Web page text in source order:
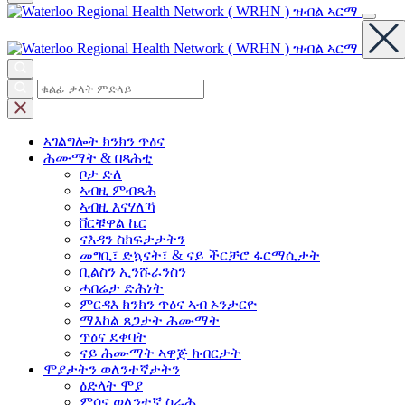
ኣገልግሎት ክንክን ጥዕና
ሕሙማት & በጻሕቲ
ቦታ ድለ
ኣብዚ ምብጻሕ
ኣብዚ እናሃለኻ
ቨርቹዋል ኬር
ናእዳን ስክፍታታትን
መግቢ፣ ድኳናት፣ & ናይ ችርቻሮ ፋርማሲታት
ቢልስን ኢንሹራንስን
ሓበሬታ ድሕነት
ምርዳእ ክንክን ጥዕና ኣብ ኦንታርዮ
ማእከል ጸጋታት ሕሙማት
ጥዕና ደቀባት
ናይ ሕሙማት ኣዋጅ ክብርታት
ሞያታትን ወለንተኛታትን
ዕድላት ሞያ
ምሳና ወለንተኛ ስራሕ